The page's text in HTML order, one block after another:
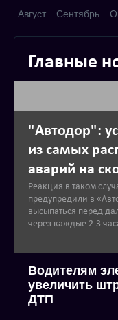
Август Сентябрь
Главные
"Автодор":
из самых
аварий на
Реакция в таком
предупредили в
высыпаться перед
через каждые 2-3
Водителям
увеличить
ДТП